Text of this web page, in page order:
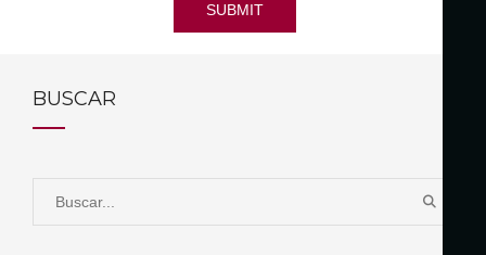
SUBMIT
BUSCAR
B